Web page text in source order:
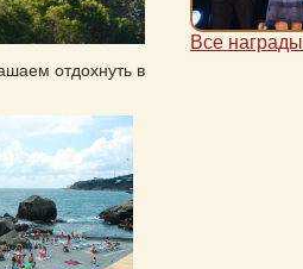
отдохнуть в
Все награды